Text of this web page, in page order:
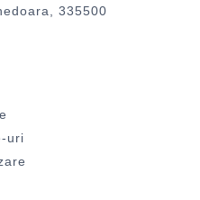
335500
uri